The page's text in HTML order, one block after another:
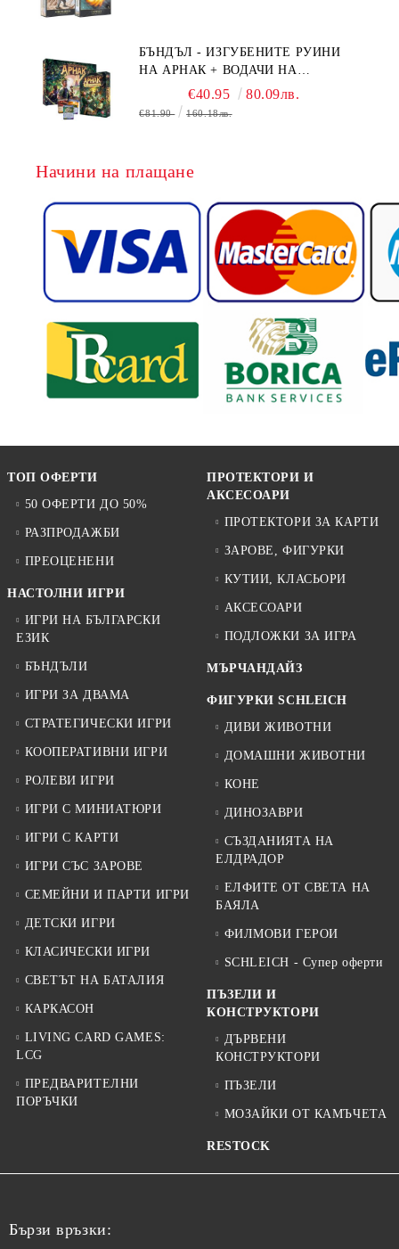
БЪНДЪЛ - ИЗГУБЕНИТЕ РУИНИ
НА АРНАК + ВОДАЧИ НА
ЕКСПЕДИЦИИ + ПРОМО КАРТИ
БЕЗПЛАТНО
€40.95 80.09лв.
€81.90 160.18лв.
Начини на плащане
ТОП ОФЕРТИ
50 ОФЕРТИ ДО 50%
РАЗПРОДАЖБИ
ПРЕОЦЕНЕНИ
НАСТОЛНИ ИГРИ
ИГРИ НА БЪЛГАРСКИ
ЕЗИК
БЪНДЪЛИ
ИГРИ ЗА ДВАМА
СТРАТЕГИЧЕСКИ ИГРИ
КООПЕРАТИВНИ ИГРИ
РОЛЕВИ ИГРИ
ИГРИ С МИНИАТЮРИ
ИГРИ С КАРТИ
ИГРИ СЪС ЗАРОВЕ
СЕМЕЙНИ И ПАРТИ ИГРИ
ДЕТСКИ ИГРИ
КЛАСИЧЕСКИ ИГРИ
СВЕТЪТ НА БАТАЛИЯ
КАРКАСОН
LIVING CARD GAMES:
LCG
ПРЕДВАРИТЕЛНИ
ПОРЪЧКИ
ПРОТЕКТОРИ И
АКСЕСОАРИ
ПРОТЕКТОРИ ЗА КАРТИ
ЗАРОВЕ, ФИГУРКИ
КУТИИ, КЛАСЬОРИ
АКСЕСОАРИ
ПОДЛОЖКИ ЗА ИГРА
МЪРЧАНДАЙЗ
ФИГУРКИ SCHLEICH
ДИВИ ЖИВОТНИ
ДОМАШНИ ЖИВОТНИ
КОНЕ
ДИНОЗАВРИ
СЪЗДАНИЯТА НА
ЕЛДРАДОР
ЕЛФИТЕ ОТ СВЕТА НА
БАЯЛА
ФИЛМОВИ ГЕРОИ
SCHLEICH - Супер оферти
ПЪЗЕЛИ И
КОНСТРУКТОРИ
ДЪРВЕНИ
КОНСТРУКТОРИ
ПЪЗЕЛИ
МОЗАЙКИ ОТ КАМЪЧЕТА
RESTOCK
Бързи връзки: